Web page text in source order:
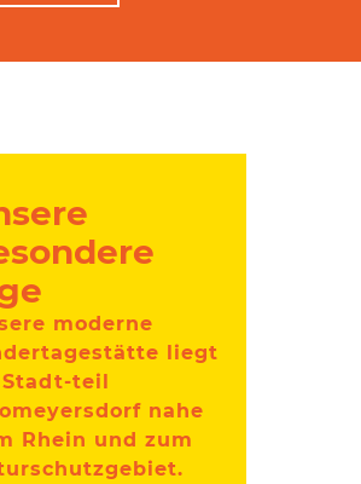
moderne
liegt
teil
nahe
Rhein und zum